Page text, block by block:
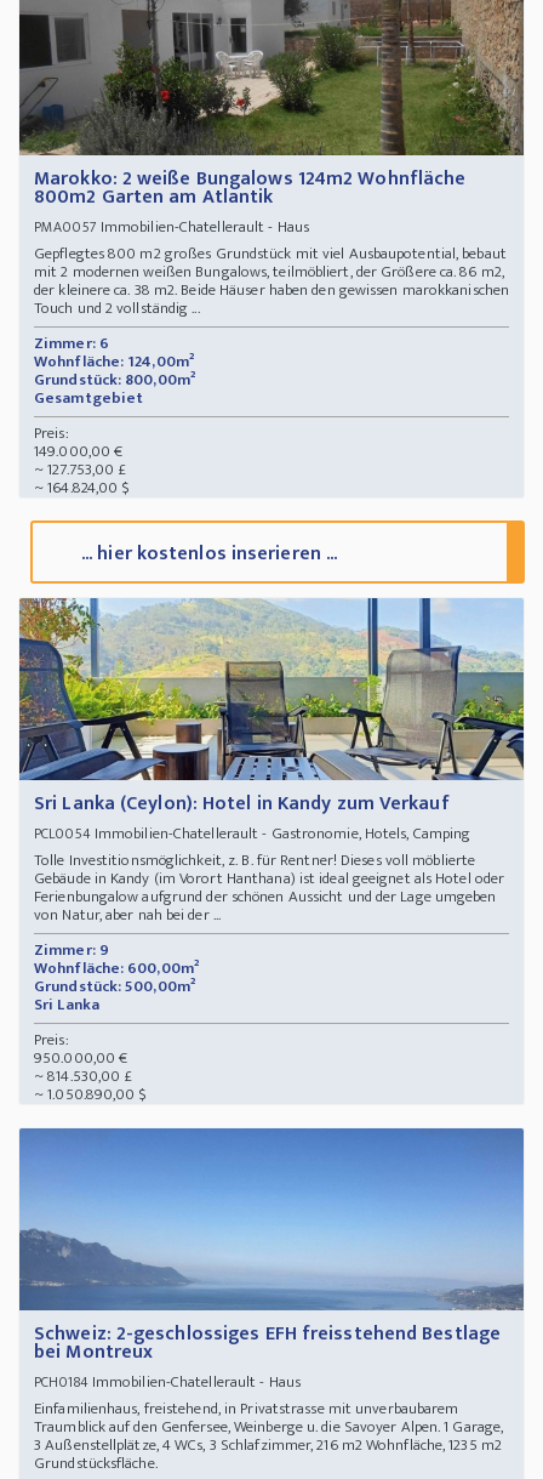
Marokko: 2 weiße Bungalows 124m2 Wohnfläche
800m2 Garten am Atlantik
PMA0057 Immobilien-Chatellerault - Haus
Gepflegtes 800 m2 großes Grundstück mit viel Ausbaupotential, bebaut
mit 2 modernen weißen Bungalows, teilmöbliert, der Größere ca. 86 m2,
der kleinere ca. 38 m2. Beide Häuser haben den gewissen marokkanischen
Touch und 2 vollständig ...
Zimmer: 6
Wohnfläche: 124,00m²
Grundstück: 800,00m²
Gesamtgebiet
Preis:
149.000,00 €
~ 127.753,00 £
~ 164.824,00 $
... hier kostenlos inserieren ...
Sri Lanka (Ceylon): Hotel in Kandy zum Verkauf
PCL0054Immobilien-Chatellerault - Gastronomie, Hotels, Camping
Tolle Investitionsmöglichkeit, z. B. für Rentner! Dieses voll möblierte
Gebäude in Kandy (im Vorort Hanthana) ist ideal geeignet als Hotel oder
Ferienbungalow aufgrund der schönen Aussicht und der Lage umgeben
von Natur, aber nah bei der ...
Zimmer: 9
Wohnfläche: 600,00m²
Grundstück: 500,00m²
Sri Lanka
Preis:
950.000,00 €
~ 814.530,00 £
~ 1.050.890,00 $
Schweiz: 2-geschlossiges EFH freisstehend Bestlage
bei Montreux
PCH0184Immobilien-Chatellerault - Haus
Einfamilienhaus, freistehend, in Privatstrasse mit unverbaubarem
Traumblick auf den Genfersee, Weinberge u. die Savoyer Alpen. 1 Garage,
3 Außenstellplätze, 4 WCs, 3 Schlafzimmer, 216 m2 Wohnfläche, 1235 m2
Grundstücksfläche.